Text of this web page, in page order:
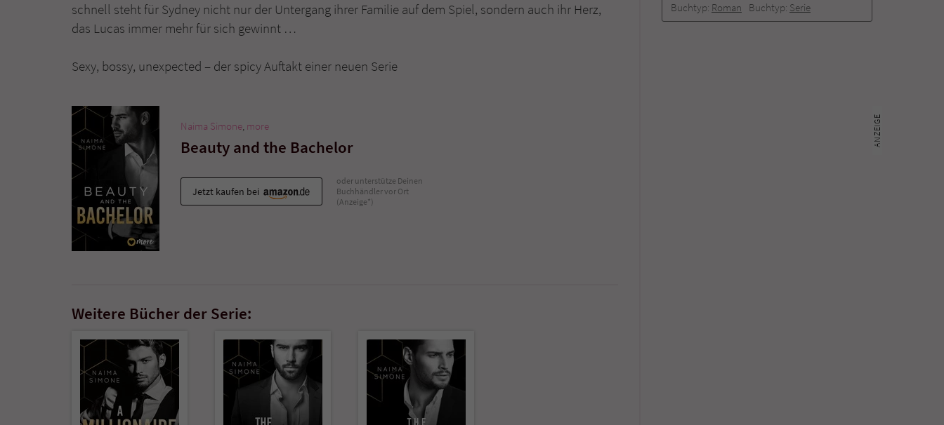
Buchtyp: Roman Buchtyp: Serie
schnell steht für Sydney nicht nur der Untergang ihrer Familie auf dem Spiel, sondern auch ihr Herz,
das Lucas immer mehr für sich gewinnt …
Sexy, bossy, unexpected – der spicy Auftakt einer neuen Serie
Naima Simone, more
Beauty and the Bachelor
Jetzt kaufen bei
oder unterstütze Deinen
Buchhändler vor Ort
(Anzeige*)
Weitere Bücher der Serie:
Anbieter
Name fe_typo_user
Anbieter